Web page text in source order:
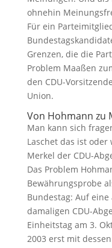
ohnehin
Für ein
Grenzen, die die
Problem Maaßen
den CDU-
Union.
Von Hohmann zu
Man kann sich
Laschet das ist
Merkel der CDU-
Das Problem
Bewährungsprobe
Bundestag: Auf
damaligen CDU-
Einheitstag am 3.
2003 erst mit